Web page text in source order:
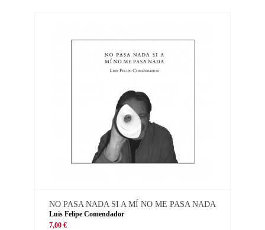
NO PASA NADA SI A MÍ NO ME PASA NADA
Luis Felipe Comendador
7,00 €